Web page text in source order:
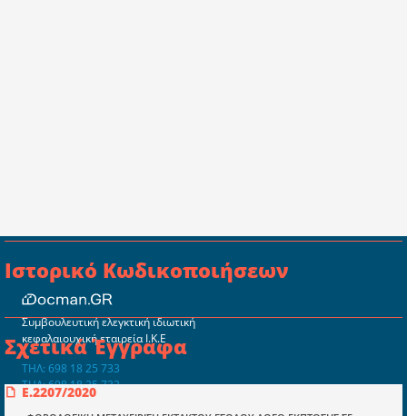
Ιστορικό Κωδικοποιήσεων
Σχετικά Έγγραφα
Ε.2207/2020
Συμβουλευτική ελεγκτική ιδιωτική
κεφαλαιουχική εταιρεία Ι.Κ.Ε
ΤΗΛ: 698 18 25 733
ΤΗΛ: 698 18 25 732
mydocmangr@gmail.com